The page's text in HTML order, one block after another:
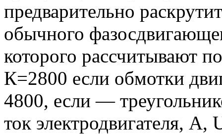
предварительно
обычного
которого рассчитывают
К=2800 если обмотки
4800, если —
ток электродвигателя,